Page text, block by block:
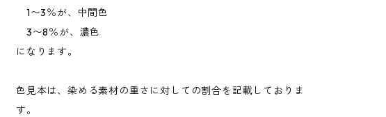
1〜3％が、中間色
3〜8％が、濃色
になります。
色見本は、染める素材の重さに対しての割合を記載しておりま
す。